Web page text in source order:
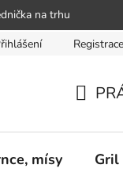
na trhu
žádost oRegistrace
KOŠÍK
mísy Gril